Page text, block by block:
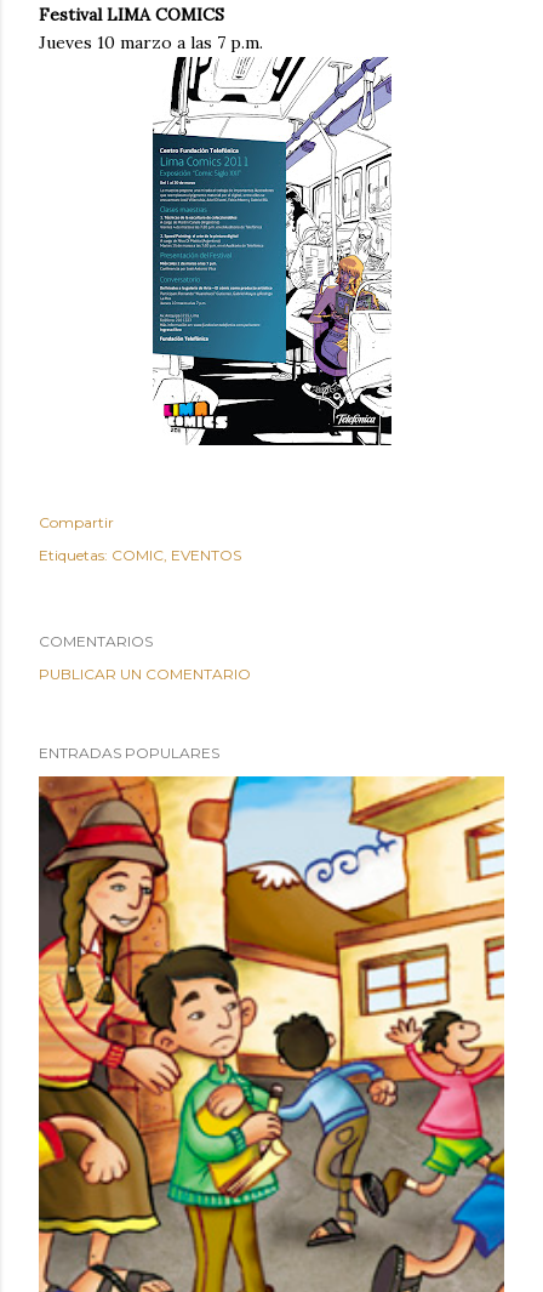
Festival LIMA COMICS
Jueves 10 marzo a las 7 p.m.
Compartir
Etiquetas: COMIC EVENTOS
COMENTARIOS
PUBLICAR UN COMENTARIO
ENTRADAS POPULARES